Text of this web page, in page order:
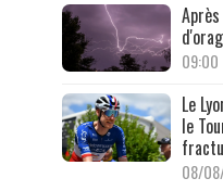
09:00
Le
le
08/